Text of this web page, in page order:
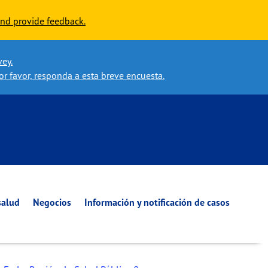
provide feedback.
favor, responda a esta breve encuesta.
Negocios Información y notificación de casos